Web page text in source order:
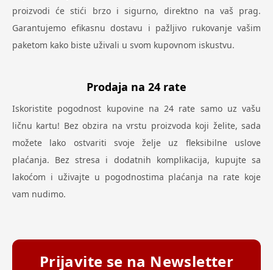
proizvodi će stići brzo i sigurno, direktno na vaš prag.
Garantujemo efikasnu dostavu i pažljivo rukovanje vašim
paketom kako biste uživali u svom kupovnom iskustvu.
Prodaja na 24 rate
Iskoristite pogodnost kupovine na 24 rate samo uz vašu
ličnu kartu! Bez obzira na vrstu proizvoda koji želite, sada
možete lako ostvariti svoje želje uz fleksibilne uslove
plaćanja. Bez stresa i dodatnih komplikacija, kupujte sa
lakoćom i uživajte u pogodnostima plaćanja na rate koje
vam nudimo.
Prijavite se na Newsletter